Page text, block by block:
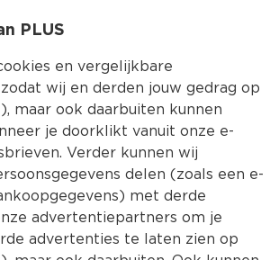
Kies jouw
Producten
PLUS
en vergelijkbare
wij en derden jouw gedrag op
maar ook daarbuiten kunnen
je doorklikt vanuit onze e-
Verder kunnen wij
delen (zoals een e-
met derde
advertentiepartners om je
advertenties te laten zien op